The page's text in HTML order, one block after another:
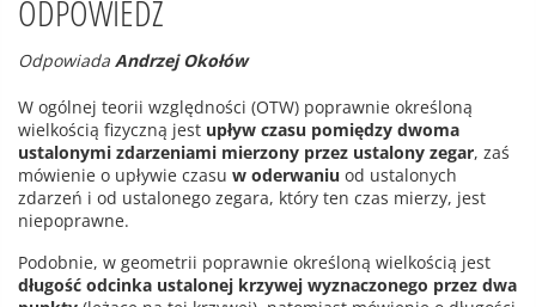
ODPOWIEDŹ
Odpowiada Andrzej Okołów
W ogólnej teorii względności (OTW) poprawnie określoną
wielkością fizyczną jest upływ czasu pomiędzy dwoma
ustalonymi zdarzeniami mierzony przez ustalony zegar, zaś
mówienie o upływie czasu w oderwaniu od ustalonych
zdarzeń i od ustalonego zegara, który ten czas mierzy, jest
niepoprawne.
Podobnie, w geometrii poprawnie określoną wielkością jest
długość odcinka ustalonej krzywej wyznaczonego przez dwa